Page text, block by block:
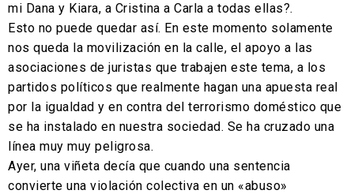
mi Dana y Kiara, a Cristina a Carla a todas ellas?.
Esto no puede quedar así. En este momento solamente
nos queda la movilización en la calle, el apoyo a las
asociaciones de juristas que trabajen este tema, a los
partidos políticos que realmente hagan una apuesta real
por la igualdad y en contra del terrorismo doméstico que
se ha instalado en nuestra sociedad. Se ha cruzado una
línea muy muy peligrosa.
Ayer, una viñeta decía que cuando una sentencia
convierte una violación colectiva en un «abuso»